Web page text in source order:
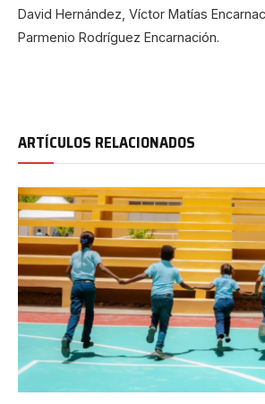
David Hernández, Víctor Matías
Parmenio Rodríguez Encarnación.
ARTÍCULOS RELACIONADOS